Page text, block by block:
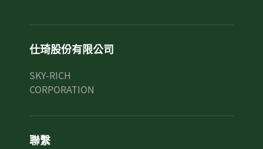
仕琦股份有限公司
SKY-RICH
CORPORATION
聯繫